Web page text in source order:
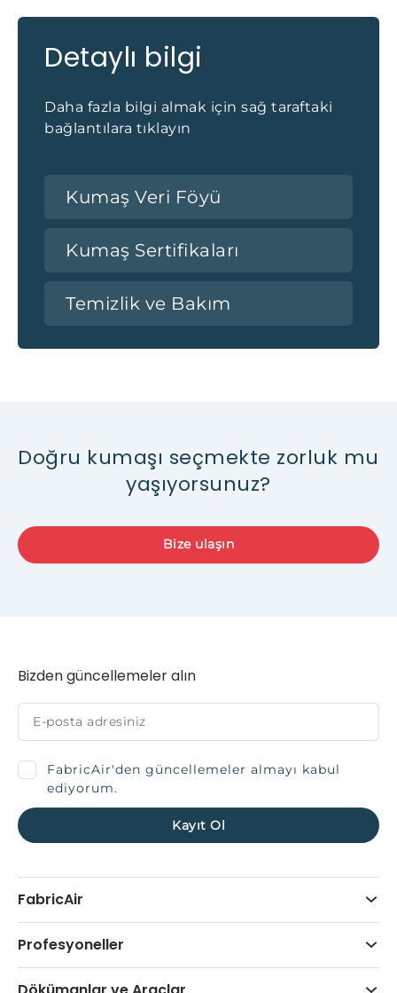
Detaylı bilgi
Daha fazla bilgi almak için sağ taraftaki
bağlantılara tıklayın
Kumaş Veri Föyü
Kumaş Sertifikaları
Temizlik ve Bakım
Doğru kumaşı seçmekte zorluk mu
yaşıyorsunuz?
Bize ulaşın
FabricAir
Profesyoneller
Bizden güncellemeler alın
FabricAir'den güncellemeler almayı kabul
ediyorum.